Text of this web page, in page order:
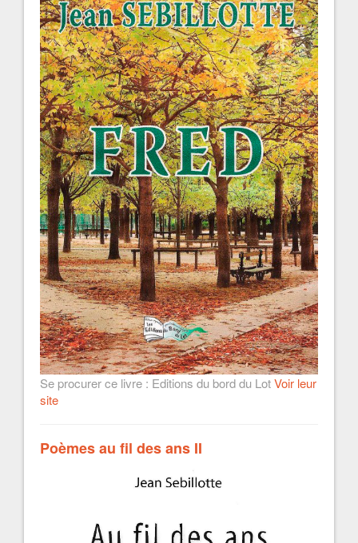
Se procurer ce livre : Editions du bord du LotVoir leur
site
Poèmes au fil des ans II